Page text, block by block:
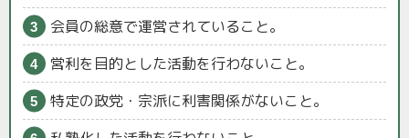
会員の総意で運営されていること。
営利を目的とした活動を行わないこと。
特定の政党・宗派に利害関係がないこと。